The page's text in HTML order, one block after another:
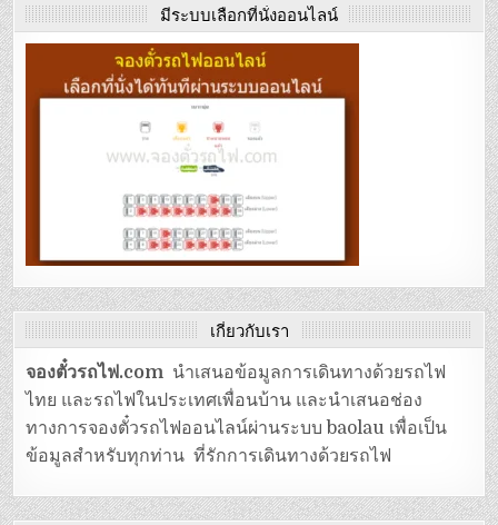
มีระบบเลือกที่นั่งออนไลน์
เกี่ยวกับเรา
จองตั๋วรถไฟ.com นำเสนอข้อมูลการเดินทางด้วยรถไฟ
ไทย และรถไฟในประเทศเพื่อนบ้าน และนำเสนอช่อง
ทางการจองตั๋วรถไฟออนไลน์ผ่านระบบ baolau เพื่อเป็น
ข้อมูลสำหรับทุกท่าน ที่รักการเดินทางด้วยรถไฟ